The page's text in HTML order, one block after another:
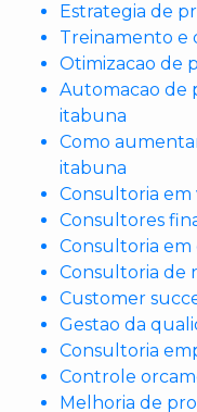
Estrategia de
Treinamento e
Otimizacao de
Automacao de
itabuna
Como
itabuna
Consultoria
Consultores
Consultoria em
Consultoria de
Customer
Gestao da
Consultoria
Controle
Melhoria de